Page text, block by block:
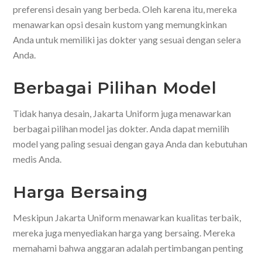
preferensi desain yang berbeda. Oleh karena itu, mereka
menawarkan opsi desain kustom yang memungkinkan
Anda untuk memiliki jas dokter yang sesuai dengan selera
Anda.
Berbagai Pilihan Model
Tidak hanya desain, Jakarta Uniform juga menawarkan
berbagai pilihan model jas dokter. Anda dapat memilih
model yang paling sesuai dengan gaya Anda dan kebutuhan
medis Anda.
Harga Bersaing
Meskipun Jakarta Uniform menawarkan kualitas terbaik,
mereka juga menyediakan harga yang bersaing. Mereka
memahami bahwa anggaran adalah pertimbangan penting